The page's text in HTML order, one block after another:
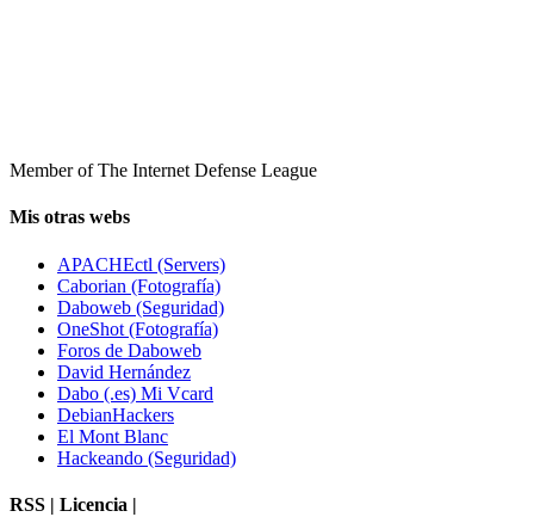
Member of The Internet Defense League
Mis otras webs
APACHEctl (Servers)
Caborian (Fotografía)
Daboweb (Seguridad)
OneShot (Fotografía)
Foros de Daboweb
David Hernández
Dabo (.es) Mi Vcard
DebianHackers
El Mont Blanc
Hackeando (Seguridad)
RSS | Licencia |